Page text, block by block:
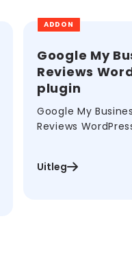
ADDON
Google My
Reviews
plugin
Google My
Reviews
Uitleg